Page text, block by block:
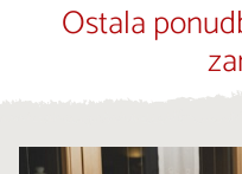
Ostala